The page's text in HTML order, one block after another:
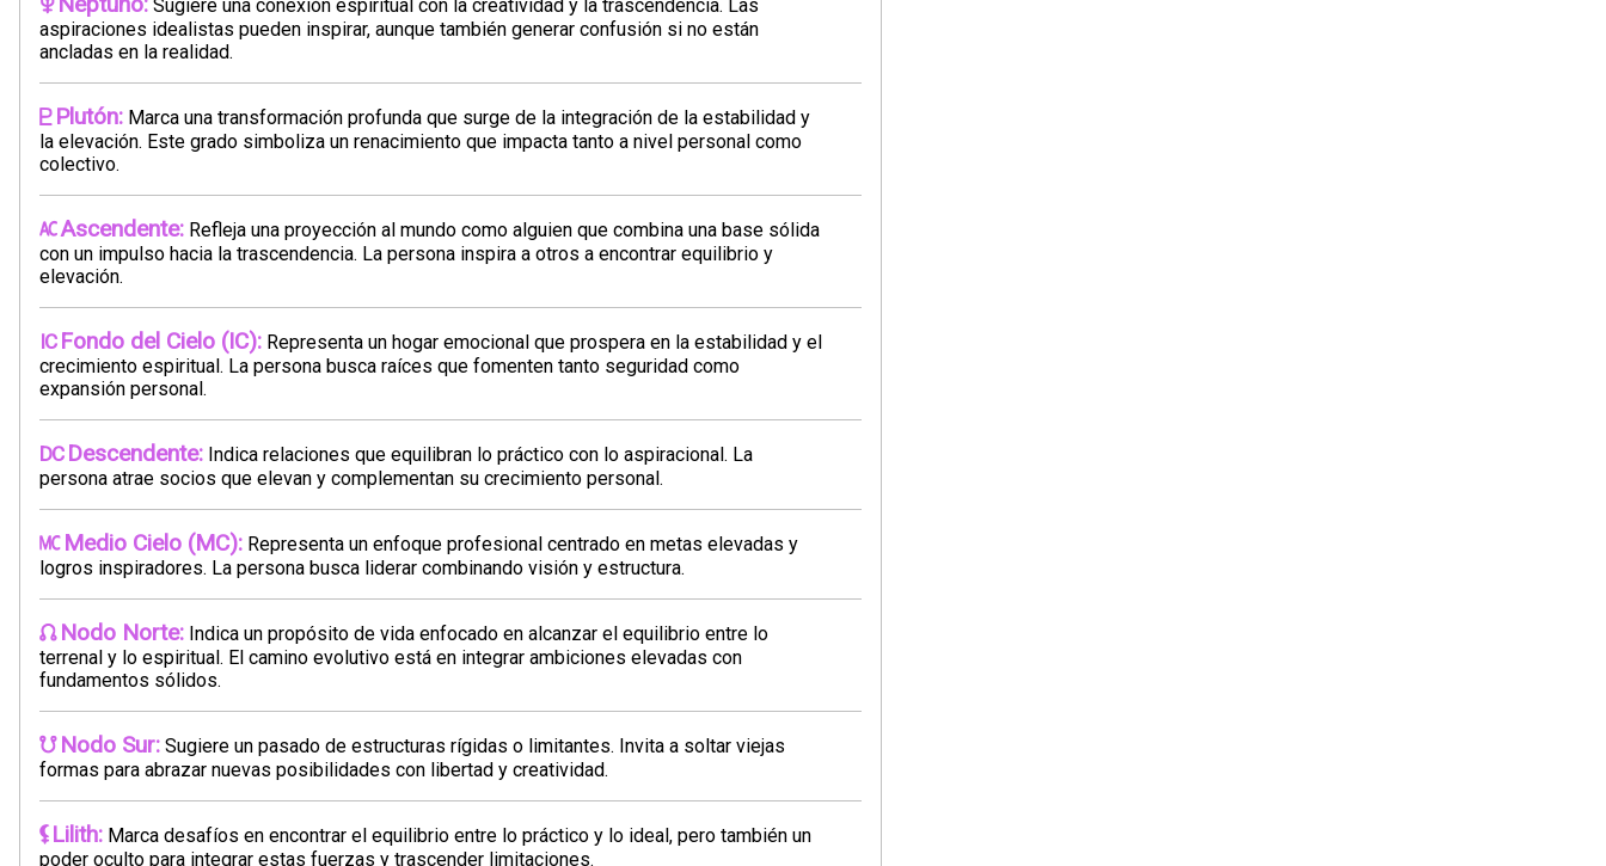
Sugiere una conexión espiritual con la creatividad y la trascendencia. Las
aspiraciones idealistas pueden inspirar, aunque también generar confusión si no están
ancladas en la realidad.
Plutón: Marca una transformación profunda que surge de la integración de la estabilidad y
la elevación. Este grado simboliza un renacimiento que impacta tanto a nivel personal como
colectivo.
Ascendente: Refleja una proyección al mundo como alguien que combina una base sólida
con un impulso hacia la trascendencia. La persona inspira a otros a encontrar equilibrio y
elevación.
Fondo del Cielo (IC):Representa un hogar emocional que prospera en la estabilidad y el
crecimiento espiritual. La persona busca raíces que fomenten tanto seguridad como
expansión personal.
Descendente:Indica relaciones que equilibran lo práctico con lo aspiracional. La
persona atrae socios que elevan y complementan su crecimiento personal.
Medio Cielo (MC): Representa un enfoque profesional centrado en metas elevadas y
logros inspiradores. La persona busca liderar combinando visión y estructura.
Nodo Norte: Indica un propósito de vida enfocado en alcanzar el equilibrio entre lo
terrenal y lo espiritual. El camino evolutivo está en integrar ambiciones elevadas con
fundamentos sólidos.
Nodo Sur: Sugiere un pasado de estructuras rígidas o limitantes. Invita a soltar viejas
formas para abrazar nuevas posibilidades con libertad y creatividad.
Lilith: Marca desafíos en encontrar el equilibrio entre lo práctico y lo ideal, pero también un
poder oculto para integrar estas fuerzas y trascender limitaciones.